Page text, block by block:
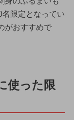
限定となってい
がおすすめで
使った限